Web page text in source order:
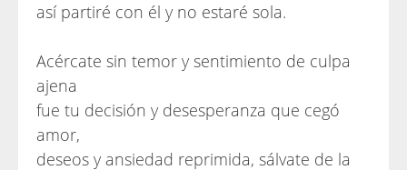
así partiré con él y no estaré sola.
Acércate sin temor y sentimiento de culpa
ajena
fue tu decisión y desesperanza que cegó
amor,
deseos y ansiedad reprimida, sálvate de la